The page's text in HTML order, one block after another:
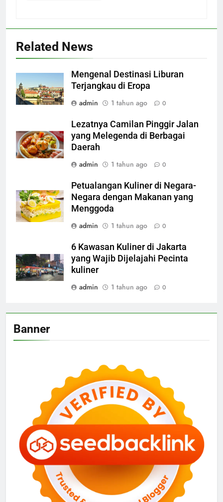
Related News
Mengenal Destinasi Liburan
Terjangkau di Eropa
admin
1 tahun ago 0
Lezatnya Camilan Pinggir Jalan
yang Melegenda di Berbagai
Daerah
admin
1 tahun ago 0
Petualangan Kuliner di Negara-
Negara dengan Makanan yang
Menggoda
admin
1 tahun ago 0
6 Kawasan Kuliner di Jakarta
yang Wajib Dijelajahi Pecinta
kuliner
admin
1 tahun ago 0
Banner